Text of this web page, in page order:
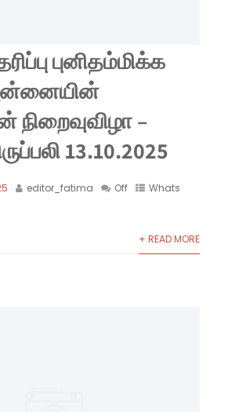
புனிதம்மிக்க
நிறைவுவிழா –
13.10.2025
editor_fatima Off
Whats
+ READ MORE